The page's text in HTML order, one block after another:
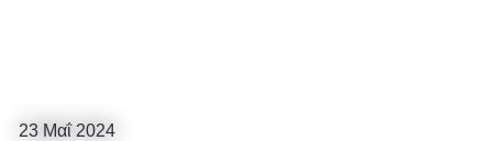
23 Μαΐ 2024